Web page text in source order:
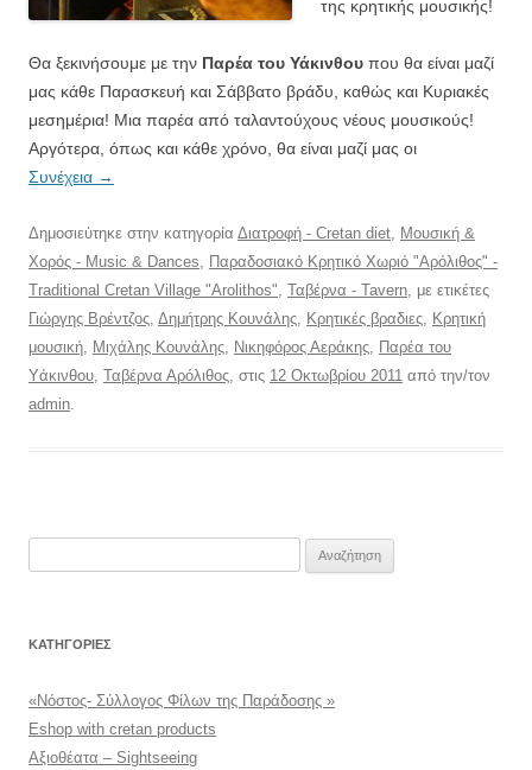
της κρητικής μουσικής!
Θα ξεκινήσουμε με την Παρέα του Υάκινθου που θα είναι μαζί
μας κάθε Παρασκευή και Σάββατο βράδυ, καθώς και Κυριακές
μεσημέρια! Μια παρέα από ταλαντούχους νέους μουσικούς!
Αργότερα, όπως και κάθε χρόνο, θα είναι μαζί μας οι
Συνέχεια →
Δημοσιεύτηκε στην κατηγορία Διατροφή - Cretan diet
Μουσική &
Χορός - Music & Dances
Παραδοσιακό Κρητικό Χωριό "Αρόλιθος" -
Traditional Cretan Village "Arolithos" Ταβέρνα - Tavern , με ετικέτες
Γιώργης Βρέντζος Δημήτρης Κουνάλης Κρητικές βραδιες
Κρητική
μουσική
Μιχάλης Κουνάλης Νικηφόρος Αεράκης
Παρέα του
Υάκινθου Ταβέρνα Αρόλιθος , στις 12 Οκτωβρίου 2011 από την/τον
admin
KΑΤΗΓΟΡΊΕΣ
«Νόστος- Σύλλογος Φίλων της Παράδοσης »
Eshop with cretan products
Αξιοθέατα – Sightseeing